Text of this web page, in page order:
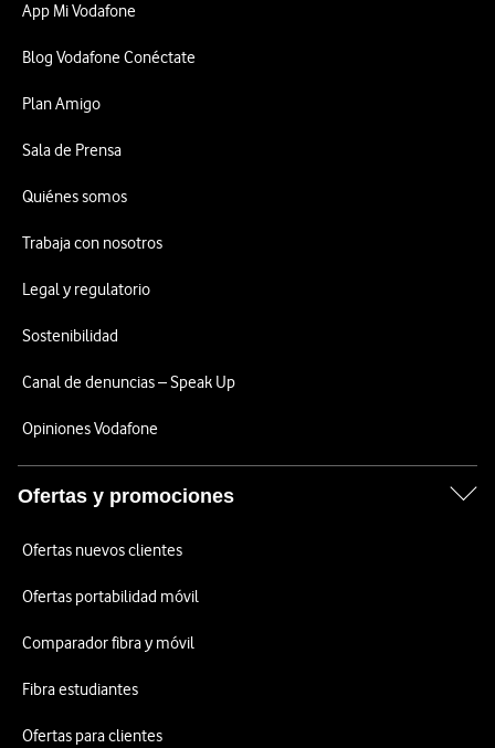
App Mi Vodafone
Blog Vodafone Conéctate
Plan Amigo
Sala de Prensa
Quiénes somos
Trabaja con nosotros
Legal y regulatorio
Sostenibilidad
Canal de denuncias – Speak Up
Opiniones Vodafone
Ofertas y promociones
Ofertas nuevos clientes
Ofertas portabilidad móvil
Comparador fibra y móvil
Fibra estudiantes
Ofertas para clientes